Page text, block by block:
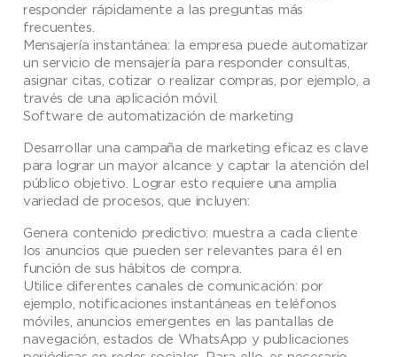
responder rápidamente a las preguntas más
frecuentes.
Mensajería instantánea: la empresa puede automatizar
un servicio de mensajería para responder consultas,
asignar citas, cotizar o realizar compras, por ejemplo, a
través de una aplicación móvil.
Software de automatización de marketing
Desarrollar una campaña de marketing eficaz es clave
para lograr un mayor alcance y captar la atención del
público objetivo. Lograr esto requiere una amplia
variedad de procesos, que incluyen:
Genera contenido predictivo: muestra a cada cliente
los anuncios que pueden ser relevantes para él en
función de sus hábitos de compra.
Utilice diferentes canales de comunicación: por
ejemplo, notificaciones instantáneas en teléfonos
móviles, anuncios emergentes en las pantallas de
navegación, estados de WhatsApp y publicaciones